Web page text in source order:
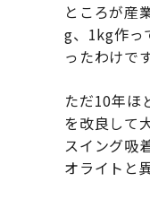
ところが産
g、1kg作っ
ったわけです
ただ10年ほ
を改良して
スイング吸
オライトと